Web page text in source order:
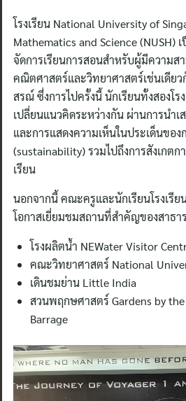
โรงเรียน National University of
Mathematics and Science (NUSH)
จัดการเรียนการสอนสำหรับผู้มีความส
คณิตศาสตร์และวิทยาศาสตร์เช่นเดียว
สรณ์ ซึ่งการไปครั้งนี้ นักเรียนทั้งสองโร
เปลี่ยนแนวคิดระหว่างกัน ผ่านการนำเ
และการแสดงความเห็นในประเด็นขอ
(sustainability) รวมไปถึงการสังเกต
เรียน
นอกจากนี้ คณะครูและนักเรียนโรงเรี
โอกาสเยี่ยมชมสถานที่สำคัญของสาธา
โรงผลิตน้ำ NEWater Visitor
คณะวิทยาศาสตร์ National
เดินชมย่าน Little India
สวนพฤกษศาสตร์ Gardens by
Barrage